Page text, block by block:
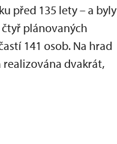
před 135 lety – a byly
plánovaných
141 osob. Na hrad
dvakrát,